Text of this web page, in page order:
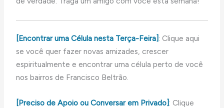
[Encontrar uma Célula nesta Terça-Feira]: Clique aqui
se você quer fazer novas amizades, crescer
espiritualmente e encontrar uma célula perto de você
nos bairros de Francisco Beltrão.
[Preciso de Apoio ou Conversar em Privado]: Clique